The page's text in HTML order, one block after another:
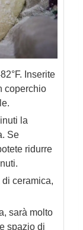
Inserite
coperchio
la
Se
ridurre
ceramica,
sarà molto
spazio di